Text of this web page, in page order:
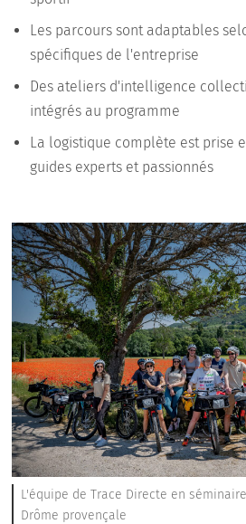
Les parcours sont adaptables
spécifiques de l'entreprise
Des ateliers d'intelligence
intégrés au programme
La logistique complète est prise
guides experts et passionnés
L'équipe de Trace Directe en
Drôme provençale